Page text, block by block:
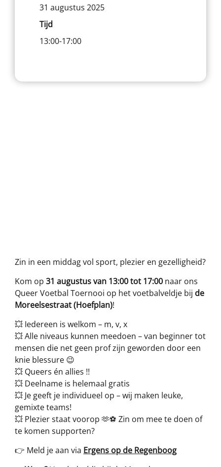
31 augustus 2025
Tijd
13:00-17:00
Zin in een middag vol sport, plezier en gezelligheid?
Kom op 31 augustus van 13:00 tot 17:00 naar ons
Queer Voetbal Toernooi op het voetbalveldje bij de
Moreelsestraat (Hoefplan)!
💥 Iedereen is welkom – m, v, x
💥 Alle niveaus kunnen meedoen – van beginner tot
mensen die net geen prof zijn geworden door een
knie blessure 😉
💥 Queers én allies !!
💥 Deelname is helemaal gratis
💥 Je geeft je individueel op – wij maken leuke,
gemixte teams!
💥 Plezier staat voorop 🫶⚽ Zin om mee te doen of
te komen supporten?
👉 Meld je aan via Ergens op de Regenboog